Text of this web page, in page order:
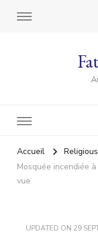
Accueil
Mosquée incendiée
vue
UPDATED ON 29